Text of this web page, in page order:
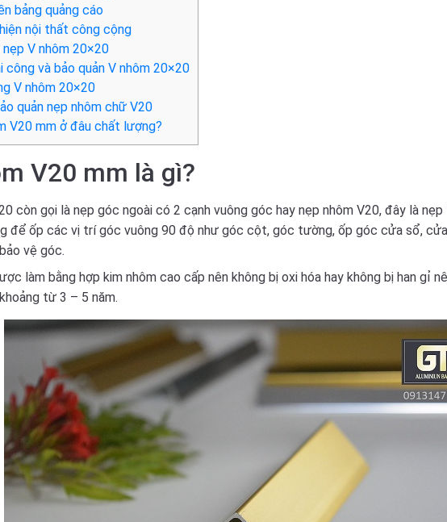
bảng quảng cáo
nội thất công cộng
nẹp V nhôm 20×20
công và bảo quản V nhôm 20×20
V nhôm 20×20
quản nẹp nhôm chữ V20
V20 mm ở đâu chất lượng?
V20 mm là gì?
còn gọi là nẹp góc ngoài có 2 cạnh vuông góc hay nẹp nhôm V20, đây là
để ốp các vị trí góc vuông 90 độ như góc cột, góc tường, ốp góc cửa sổ,
vệ góc.
làm bằng hợp kim nhôm cao cấp nên không bị oxi hóa hay không bị han gỉ
từ 3 – 5 năm.